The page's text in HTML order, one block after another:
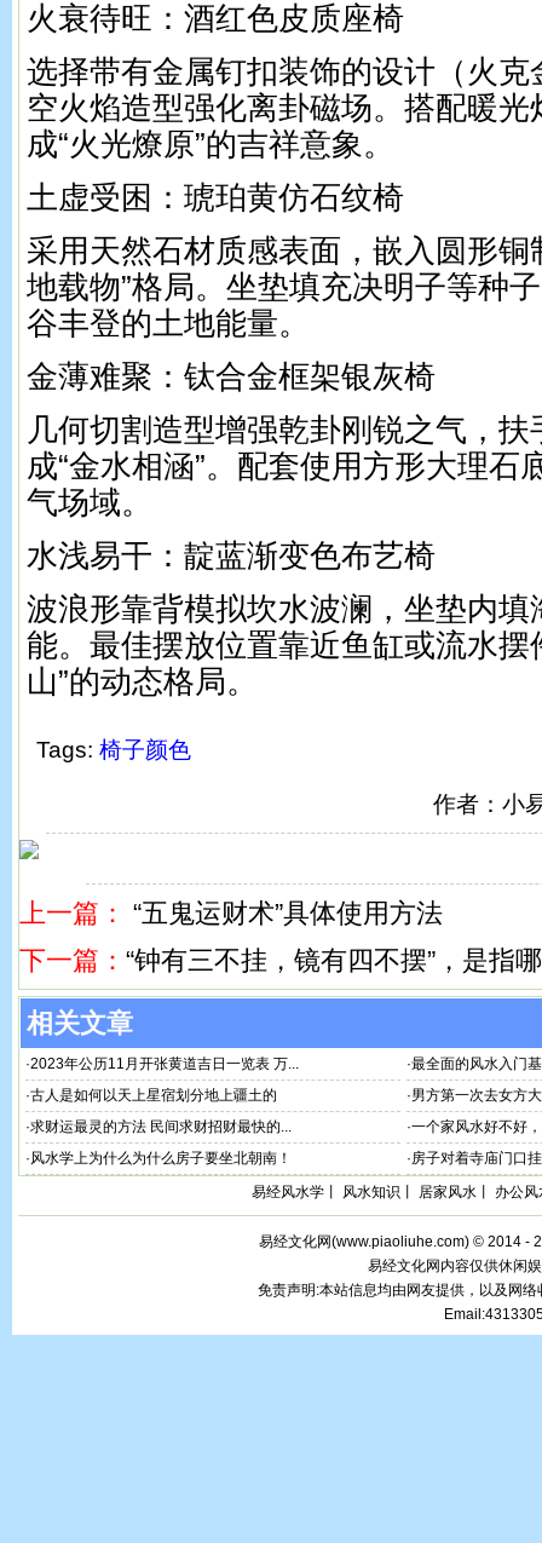
火衰待旺：酒红色皮质座椅
选择带有金属钉扣装饰的设计（火克
空火焰造型强化离卦磁场。搭配暖
成“火光燎原”的吉祥意象。
土虚受困：琥珀黄仿石纹椅
采用天然石材质感表面，嵌入圆形铜
地载物”格局。坐垫填充决明子等种
谷丰登的土地能量。
金薄难聚：钛合金框架银灰椅
几何切割造型增强乾卦刚锐之气，
成“金水相涵”。配套使用方形大理石
气场域。
水浅易干：靛蓝渐变色布艺椅
波浪形靠背模拟坎水波澜，坐垫内填
能。最佳摆放位置靠近鱼缸或流水摆
山”的动态格局。
Tags: 椅子颜色
作者：小
上一篇： “五鬼运财术”具体使用方法
下一篇： “钟有三不挂，镜有四不摆”，是指
相关文章
·2023年公历11月开张黄道吉日一览表 万... ·最全面的风水入门
·古人是如何以天上星宿划分地上疆土的 ·男方第一次去女方
·求财运最灵的方法 民间求财招财最快的... ·一个家风水好不好
·风水学上为什么为什么房子要坐北朝南！ ·房子对着寺庙门口
易经风水学
风水知识 居家风水 办公风
易经文化网(www.piaoliuhe.com) © 2014 -
易经文化网内容仅供休闲
免责声明:本站信息均由网友提供，以及网